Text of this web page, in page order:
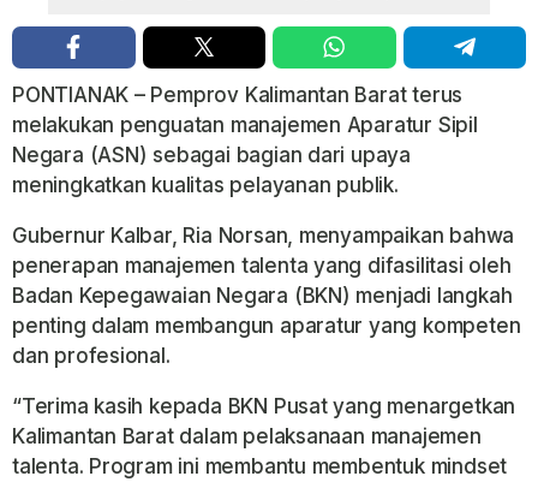
PONTIANAK – Pemprov Kalimantan Barat terus
melakukan penguatan manajemen Aparatur Sipil
Negara (ASN) sebagai bagian dari upaya
meningkatkan kualitas pelayanan publik.
Gubernur Kalbar, Ria Norsan, menyampaikan bahwa
penerapan manajemen talenta yang difasilitasi oleh
Badan Kepegawaian Negara (BKN) menjadi langkah
penting dalam membangun aparatur yang kompeten
dan profesional.
“Terima kasih kepada BKN Pusat yang menargetkan
Kalimantan Barat dalam pelaksanaan manajemen
talenta. Program ini membantu membentuk mindset